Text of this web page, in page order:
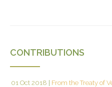
CONTRIBUTIONS
01 Oct 2018 From the Treaty of